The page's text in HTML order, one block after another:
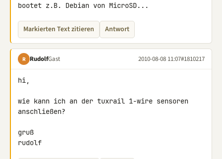
bootet z.B. Debian von MicroSD...
Markierten Text zitieren Antwort
R RudolfGast 2010-08-08 11:07#1810217
hi,
wie kann ich an der tuxrail 1-wire sensoren
anschließen?
gruß
rudolf